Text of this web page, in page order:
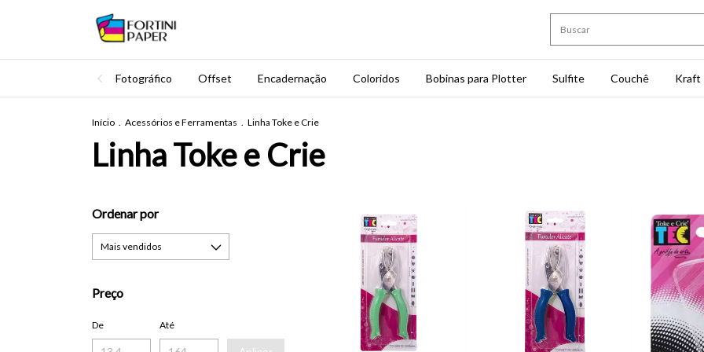
Fotográfico Offset Encadernação Coloridos Bobinas para Plotter Sulfite Couchê Kraft
Início . Acessórios e Ferramentas . Linha Toke e Crie
Linha Toke e Crie
Ordenar por
Preço
De Até